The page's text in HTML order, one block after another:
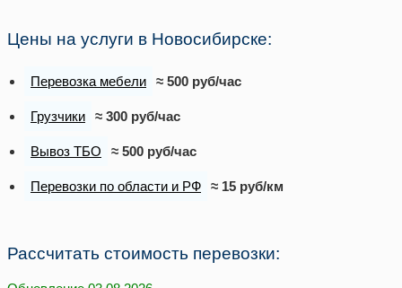
Цены на услуги в Новосибирске:
Перевозка мебели ≈ 500 руб/час
Грузчики ≈ 300 руб/час
Вывоз ТБО ≈ 500 руб/час
Перевозки по области и РФ ≈ 15 руб/км
Рассчитать стоимость перевозки: